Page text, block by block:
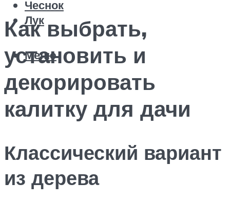
Чеснок
Лук
Меню
Как выбрать,
установить и
декорировать
калитку для дачи
Классический вариант
из дерева